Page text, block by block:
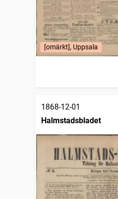
[omärkt], Uppsala
1868-12-01
Halmstadsbladet